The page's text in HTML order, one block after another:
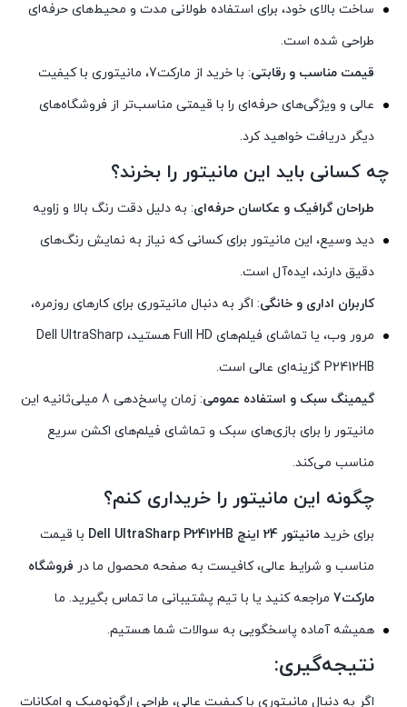
ساخت بالای خود، برای استفاده طولانی مدت و محیط‌های حرفه‌ای
طراحی شده است.
قیمت مناسب و رقابتی
: با خرید از مارکت7، مانیتوری با کیفیت
عالی و ویژگی‌های حرفه‌ای را با قیمتی مناسب‌تر از فروشگاه‌های
دیگر دریافت خواهید کرد.
چه کسانی باید این مانیتور را بخرند؟
طراحان گرافیک و عکاسان حرفه‌ای: به دلیل دقت رنگ بالا و زاویه
دید وسیع، این مانیتور برای کسانی که نیاز به نمایش رنگ‌های
دقیق دارند، ایده‌آل است.
کاربران اداری و خانگی: اگر به دنبال مانیتوری برای کارهای روزمره،
مرور وب، یا تماشای فیلم‌های Full HD هستید، Dell UltraSharp
P2412HB گزینه‌ای عالی است.
گیمینگ سبک و استفاده عمومی
: زمان پاسخ‌دهی 8 میلی‌ثانیه این
مانیتور را برای بازی‌های سبک و تماشای فیلم‌های اکشن سریع
مناسب می‌کند.
چگونه این مانیتور را خریداری کنم؟
برای خرید مانیتور 24 اینچ Dell UltraSharp P2412HB
با قیمت
مناسب و شرایط عالی، کافیست به صفحه محصول ما در فروشگاه
مارکت7
مراجعه کنید یا با تیم پشتیبانی ما تماس بگیرید. ما
همیشه آماده پاسخگویی به سوالات شما هستیم.
نتیجه‌گیری:
اگر به دنبال مانیتوری با کیفیت عالی، طراحی ارگونومیک و امکانات